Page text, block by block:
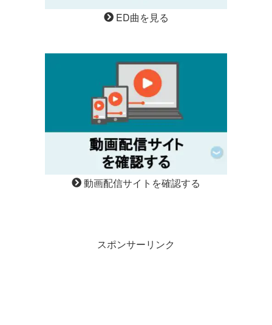
ED曲を見る
動画配信サイトを確認する
スポンサーリンク